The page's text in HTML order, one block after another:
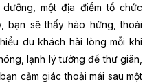
một địa điểm tổ chức
bạn sẽ thấy hào hứng, thoải
du khách hài lòng mỗi khi
lạnh lý tưởng để thư giãn,
cảm giác thoải mái sau một